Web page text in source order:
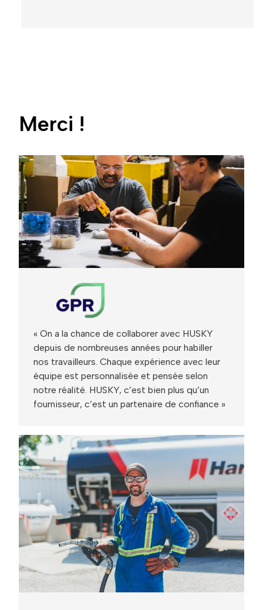
Merci !
« On a la chance de collaborer avec HUSKY
depuis de nombreuses années pour habiller
nos travailleurs. Chaque expérience avec leur
équipe est personnalisée et pensée selon
notre réalité. HUSKY, c’est bien plus qu’un
fournisseur, c’est un partenaire de confiance »